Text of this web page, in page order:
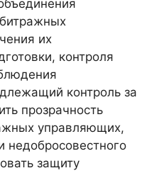
их
контроля
контроль за
прозрачность
управляющих,
недобросовестного
защиту